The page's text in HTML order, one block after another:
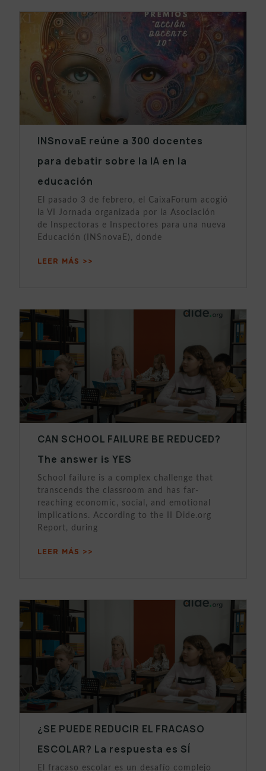
INSnovaE reúne a 300 docentes
para debatir sobre la IA en la
educación
El pasado 3 de febrero, el CaixaForum acogió
la VI Jornada organizada por la Asociación
de Inspectoras e Inspectores para una nueva
Educación (INSnovaE), donde
LEER MÁS >>
CAN SCHOOL FAILURE BE REDUCED?
The answer is YES
School failure is a complex challenge that
transcends the classroom and has far-
reaching economic, social, and emotional
implications. According to the II Dide.org
Report, during
LEER MÁS >>
¿SE PUEDE REDUCIR EL FRACASO
ESCOLAR? La respuesta es SÍ
El fracaso escolar es un desafío complejo